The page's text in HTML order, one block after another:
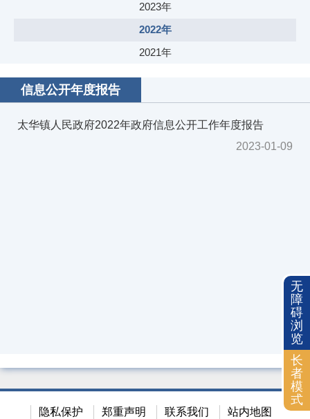
2023年
2022年
2021年
2020年
2018年
信息公开年度报告
太华镇人民政府2022年政府信息公开工作年度报告
2023-01-09
隐私保护 郑重声明 联系我们 站内地图
无
障
碍
浏
览
长
者
模
式